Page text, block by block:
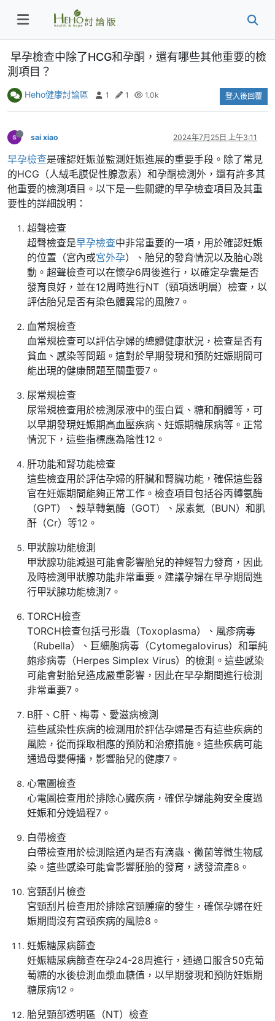
早孕檢查中除了HCG和孕酮，還有哪些其他重要的檢
測項目？
Heho健康討論區 1 1 1.0k 登入後回覆
sai xiao 2024年7月25日 上午3:11
早孕檢查是確認妊娠並監測妊娠進展的重要手段。除了常見
的HCG（人絨毛膜促性腺激素）和孕酮檢測外，還有許多其
他重要的檢測項目。以下是一些關鍵的早孕檢查項目及其重
要性的詳細說明：
超聲檢查
超聲檢查是早孕檢查中非常重要的一項，用於確認妊娠
的位置（宮內或宮外孕）、胎兒的發育情況以及胎心跳
動。超聲檢查可以在懷孕6周後進行，以確定孕囊是否
發育良好，並在12周時進行NT（頸項透明層）檢查，以
評估胎兒是否有染色體異常的風險7。
血常規檢查
血常規檢查可以評估孕婦的總體健康狀況，檢查是否有
貧血、感染等問題。這對於早期發現和預防妊娠期間可
能出現的健康問題至關重要7。
尿常規檢查
尿常規檢查用於檢測尿液中的蛋白質、糖和酮體等，可
以早期發現妊娠期高血壓疾病、妊娠期糖尿病等。正常
情況下，這些指標應為陰性12。
肝功能和腎功能檢查
這些檢查用於評估孕婦的肝臟和腎臟功能，確保這些器
官在妊娠期間能夠正常工作。檢查項目包括谷丙轉氨酶
（GPT）、穀草轉氨酶（GOT）、尿素氮（BUN）和肌
酐（Cr）等12。
甲狀腺功能檢測
甲狀腺功能減退可能會影響胎兒的神經智力發育，因此
及時檢測甲狀腺功能非常重要。建議孕婦在早孕期間進
行甲狀腺功能檢測7。
TORCH檢查
TORCH檢查包括弓形蟲（Toxoplasma）、風疹病毒
（Rubella）、巨細胞病毒（Cytomegalovirus）和單純
皰疹病毒（Herpes Simplex Virus）的檢測。這些感染
可能會對胎兒造成嚴重影響，因此在早孕期間進行檢測
非常重要7。
B肝、C肝、梅毒、愛滋病檢測
這些感染性疾病的檢測用於評估孕婦是否有這些疾病的
風險，從而採取相應的預防和治療措施。這些疾病可能
通過母嬰傳播，影響胎兒的健康7。
心電圖檢查
心電圖檢查用於排除心臟疾病，確保孕婦能夠安全度過
妊娠和分娩過程7。
白帶檢查
白帶檢查用於檢測陰道內是否有滴蟲、黴菌等微生物感
染。這些感染可能會影響胚胎的發育，誘發流產8。
宮頸刮片檢查
宮頸刮片檢查用於排除宮頸腫瘤的發生，確保孕婦在妊
娠期間沒有宮頸疾病的風險8。
妊娠糖尿病篩查
妊娠糖尿病篩查在孕24-28周進行，通過口服含50克葡
萄糖的水後檢測血漿血糖值，以早期發現和預防妊娠期
糖尿病12。
胎兒頸部透明區（NT）檢查